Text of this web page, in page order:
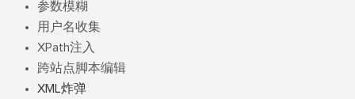
参数模糊
用户名收集
XPath注入
跨站点脚本编辑
XML炸弹